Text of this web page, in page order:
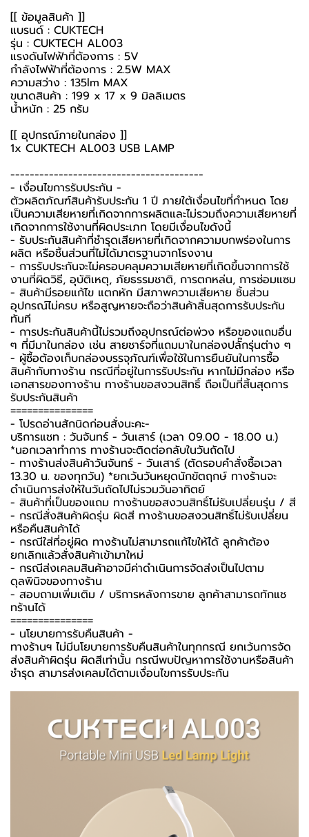
[[ ข้อมูลสินค้า ]]
แบรนด์ : CUKTECH
รุ่น : CUKTECH AL003
แรงดันไฟฟ้าที่ต้องการ : 5V
กำลังไฟฟ้าที่ต้องการ : 2.5W MAX
ความสว่าง : 135lm MAX
ขนาดสินค้า : 199 x 17 x 9 มิลลิเมตร
น้ำหนัก : 25 กรัม
[[ อุปกรณ์ภายในกล่อง ]]
1x CUKTECH AL003 USB LAMP
----------------------------------------
-️ เงื่อนไขการรับประกัน -️
ตัวผลิตภัณฑ์สินค้ารับประกัน 1 ปี ภายใต้เงื่อนไขที่กำหนด โดย
เป็นความเสียหายที่เกิดจากการผลิตและไม่รวมถึงความเสียหายที่
เกิดจากการใช้งานที่ผิดประเภท โดยมีเงื่อนไขดังนี้
- รับประกันสินค้าที่ชำรุดเสียหายที่เกิดจากความบกพร่องในการ
ผลิต หรือชิ้นส่วนที่ไม่ได้มาตรฐานจากโรงงาน
- การรับประกันจะไม่ครอบคลุมความเสียหายที่เกิดขึ้นจากการใช้
งานที่ผิดวิธี, อุบัติเหตุ, ภัยธรรมชาติ, การตกหล่น, การซ่อมแซม
- สินค้ามีรอยแก้ไข แตกหัก มีสภาพความเสียหาย ชิ้นส่วน
อุปกรณ์ไม่ครบ หรือสูญหายจะถือว่าสินค้าสิ้นสุดการรับประกัน
ทันที
- การประกันสินค้านี้ไม่รวมถึงอุปกรณ์ต่อพ่วง หรือของแถมอื่น
ๆ ที่มีมาในกล่อง เช่น สายชาร์จที่แถมมาในกล่องปลั๊กรุ่นต่าง ๆ
-️ ผู้ซื้อต้องเก็บกล่องบรรจุภัณฑ์เพื่อใช้ในการยืนยันในการซื้อ
สินค้ากับทางร้าน กรณีที่อยู่ในการรับประกัน หากไม่มีกล่อง หรือ
เอกสารของทางร้าน ทางร้านขอสงวนสิทธิ์ ถือเป็นที่สิ้นสุดการ
รับประกันสินค้า
===============
-️ โปรดอ่านสักนิดก่อนสั่งนะคะ-️
บริการแชท : วันจันทร์ - วันเสาร์ (เวลา 09.00 - 18.00 น.)
*นอกเวลาทำการ ทางร้านจะติดต่อกลับในวันถัดไป
- ทางร้านส่งสินค้าวันจันทร์ - วันเสาร์ (ตัดรอบคำสั่งซื้อเวลา
13.30 น. ของทุกวัน) *ยกเว้นวันหยุดนักขัตฤกษ์ ทางร้านจะ
ดำเนินการส่งให้ในวันถัดไปไม่รวมวันอาทิตย์
- สินค้าที่เป็นของแถม ทางร้านขอสงวนสิทธิ์ไม่รับเปลี่ยนรุ่น / สี
- กรณีสั่งสินค้าผิดรุ่น ผิดสี ทางร้านขอสงวนสิทธิ์ไม่รับเปลี่ยน
หรือคืนสินค้าได้
- กรณีใส่ที่อยู่ผิด ทางร้านไม่สามารถแก้ไขให้ได้ ลูกค้าต้อง
ยกเลิกแล้วสั่งสินค้าเข้ามาใหม่
- กรณีส่งเคลมสินค้าอาจมีค่าดำเนินการจัดส่งเป็นไปตาม
ดุลพินิจของทางร้าน
- สอบถามเพิ่มเติม / บริการหลังการขาย ลูกค้าสามารถทักแช
ทร้านได้
===============
-️ นโยบายการรับคืนสินค้า -️
ทางร้านฯ ไม่มีนโยบายการรับคืนสินค้าในทุกกรณี ยกเว้นการจัด
ส่งสินค้าผิดรุ่น ผิดสีเท่านั้น กรณีพบปัญหาการใช้งานหรือสินค้า
ชำรุด สามารส่งเคลมได้ตามเงื่อนไขการรับประกัน